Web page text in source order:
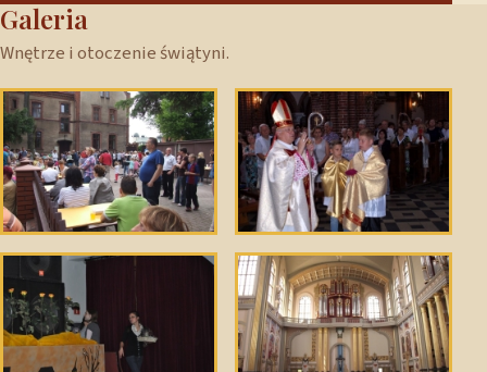
Galeria
Wnętrze i otoczenie świątyni.